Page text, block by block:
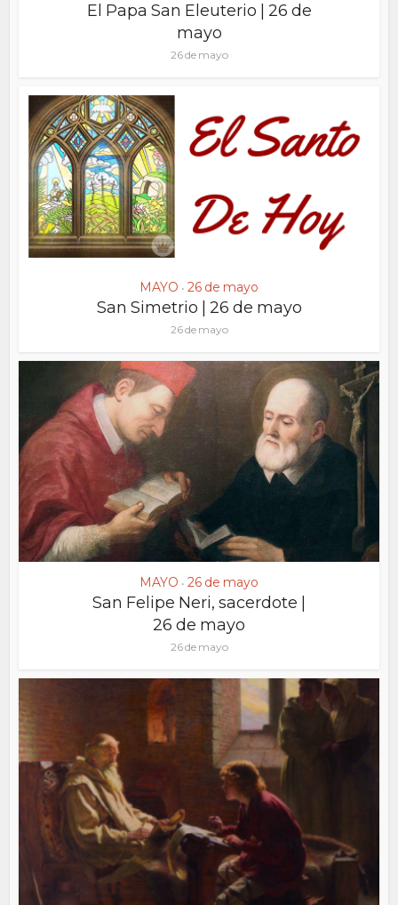
El Papa San Eleuterio | 26 de
mayo
26 de mayo
MAYO • 26 de mayo
San Simetrio | 26 de mayo
26 de mayo
MAYO • 26 de mayo
San Felipe Neri, sacerdote |
26 de mayo
26 de mayo